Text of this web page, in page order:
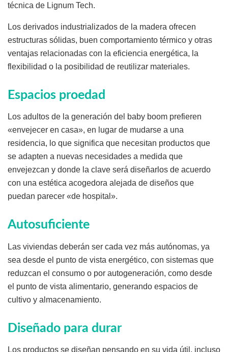
técnica de Lignum Tech.
Los derivados industrializados de la madera ofrecen
estructuras sólidas, buen comportamiento térmico y otras
ventajas relacionadas con la eficiencia energética, la
flexibilidad o la posibilidad de reutilizar materiales.
Espacios proedad
Los adultos de la generación del baby boom prefieren
«envejecer en casa», en lugar de mudarse a una
residencia, lo que significa que necesitan productos que
se adapten a nuevas necesidades a medida que
envejezcan y donde la clave será diseñarlos de acuerdo
con una estética acogedora alejada de diseños que
puedan parecer «de hospital».
Autosuficiente
Las viviendas deberán ser cada vez más autónomas, ya
sea desde el punto de vista energético, con sistemas que
reduzcan el consumo o por autogeneración, como desde
el punto de vista alimentario, generando espacios de
cultivo y almacenamiento.
Diseñado para durar
Los productos se diseñan pensando en su vida útil, incluso